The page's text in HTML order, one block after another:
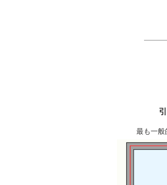
最も一般